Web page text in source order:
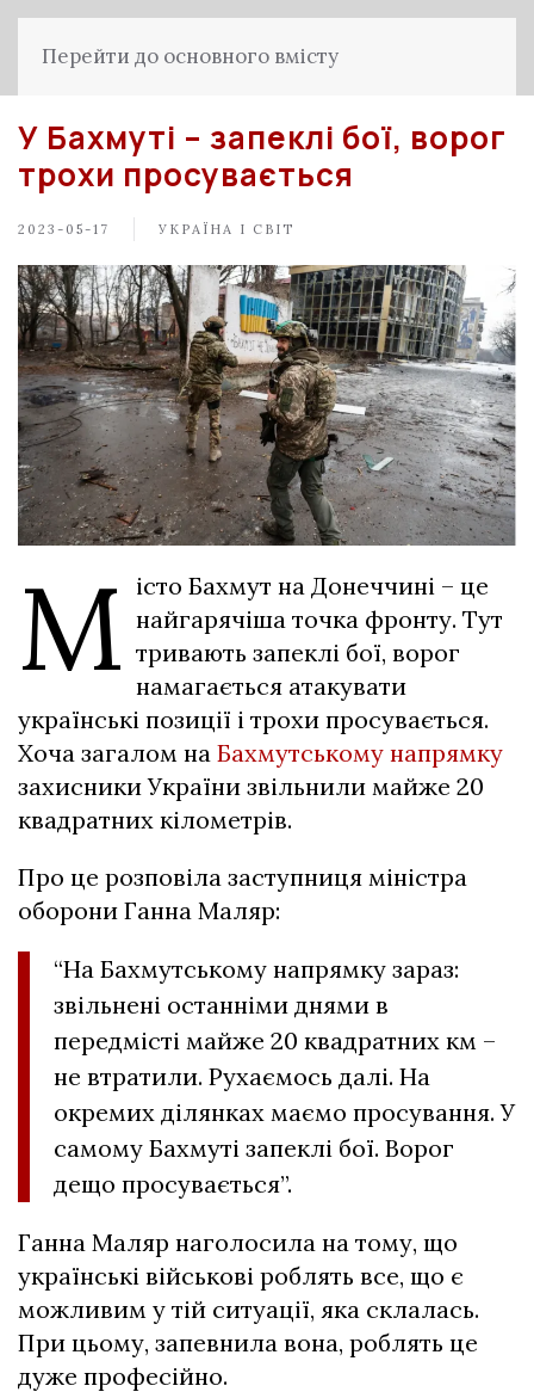
Перейти до основного вмісту
У Бахмуті – запеклі бої, ворог
трохи просувається
2023-05-17 УКРАЇНА І СВІТ
М істо Бахмут на Донеччині – це
найгарячіша точка фронту. Тут
тривають запеклі бої, ворог
намагається атакувати
українські позиції і трохи просувається.
Хоча загалом на Бахмутському напрямку
захисники України звільнили майже 20
квадратних кілометрів.
Про це розповіла заступниця міністра
оборони Ганна Маляр:
“На Бахмутському напрямку зараз:
звільнені останніми днями в
передмісті майже 20 квадратних км –
не втратили. Рухаємось далі. На
окремих ділянках маємо просування. У
самому Бахмуті запеклі бої. Ворог
дещо просувається”.
Ганна Маляр наголосила на тому, що
українські військові роблять все, що є
можливим у тій ситуації, яка склалась.
При цьому, запевнила вона, роблять це
дуже професійно.